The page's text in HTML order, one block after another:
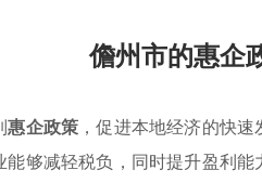
儋州市的惠企
惠企政策 ，促进本地经济的快
能够减轻税负，同时提升盈利